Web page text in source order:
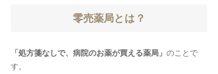
零売薬局とは？
「処方箋なしで、病院のお薬が買える薬局」のことで
す。